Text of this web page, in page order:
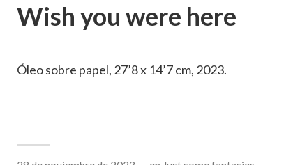
Wish you were here
Óleo sobre papel, 27’8 x 14’7 cm, 2023.